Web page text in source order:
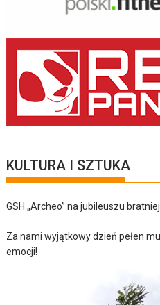
KULTURA I SZTUKA
GSH „Archeo” na jubileuszu
Za nami wyjątkowy dzień pełen
emocji!